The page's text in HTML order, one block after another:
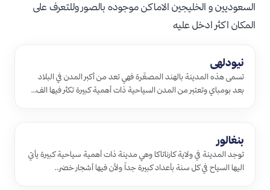
السعوديين و الخليجين الاماكن موجوده بالصور وللتعرف على
المكان اكثر ادخل عليه
نيودلهي
تسمى هذه المدينة بالهند المصغّرة فهي تعد من أكبر المدن في البلاد
بعد بومباي وتعتبر من المدن السياحية ذات أهمية كبيرة تكثر فيها الف…
بنغالور
توجد المدينة في ولاية كارناتاكا وهي مدينة ذات أهمية سياحية كبيرة يأتي
اليها السياح في كل سنة بأعداد كبيرة جداً ولأن فيها أشجار خضر…